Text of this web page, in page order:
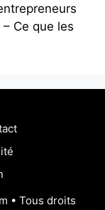
Ce que les
• Tous droits